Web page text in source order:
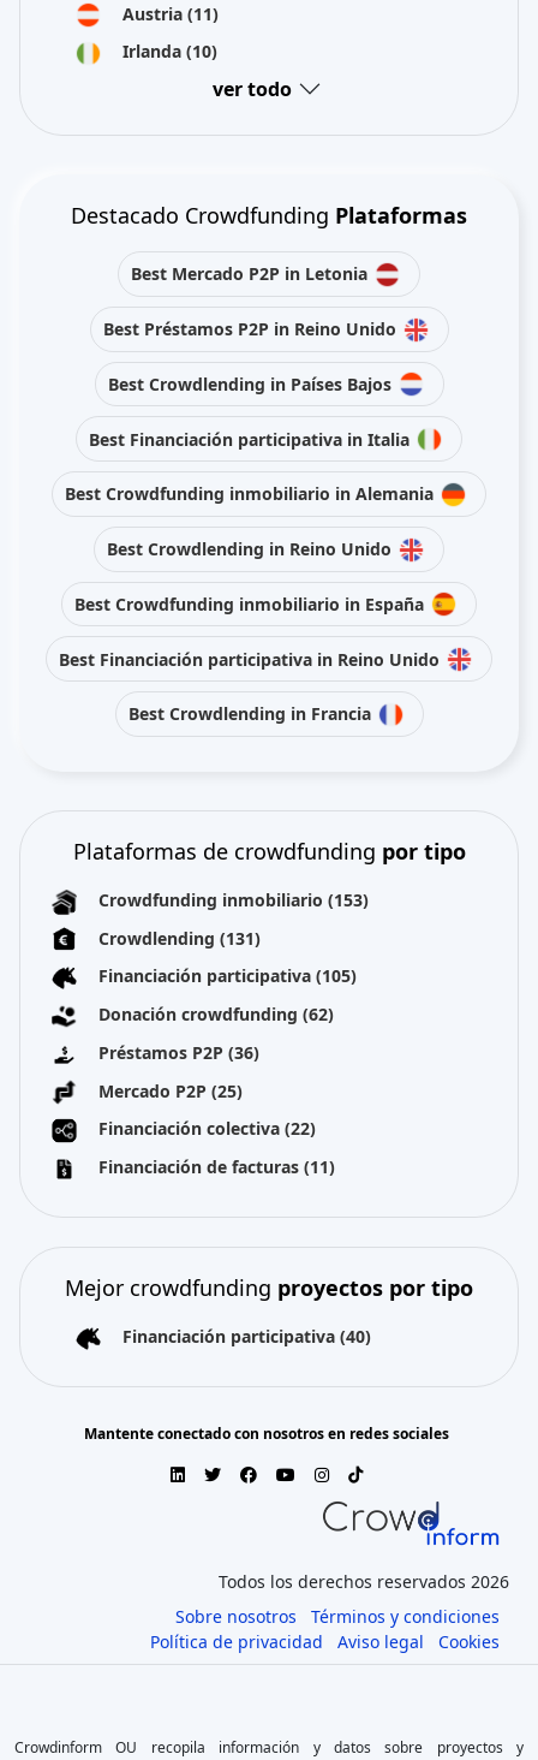
Austria (11)
Irlanda (10)
ver todo
Destacado Crowdfunding Plataformas
Best Mercado P2P in Letonia
Best Préstamos P2P in Reino Unido
Best Crowdlending in Países Bajos
Best Financiación participativa in Italia
Best Crowdfunding inmobiliario in Alemania
Best Crowdlending in Reino Unido
Best Crowdfunding inmobiliario in España
Best Financiación participativa in Reino Unido
Best Crowdlending in Francia
Plataformas de crowdfunding por tipo
Crowdfunding inmobiliario (153)
Crowdlending (131)
Financiación participativa (105)
Donación crowdfunding (62)
Préstamos P2P (36)
Mercado P2P (25)
Financiación colectiva (22)
Financiación de facturas (11)
Mejor crowdfunding proyectos por tipo
Financiación participativa (40)
Mantente conectado con nosotros en redes sociales
Todos los derechos reservados 2026
Sobre nosotros
Términos y condiciones
Política de privacidad
Aviso legal Cookies
Crowdinform OU recopila información y datos sobre proyectos y